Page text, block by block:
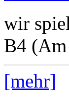
wir
B4
[mehr]